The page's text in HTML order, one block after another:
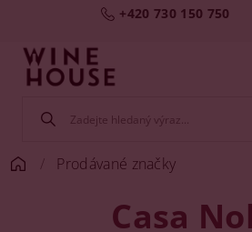
+420 730 150 750
Prodávané značky
Casa